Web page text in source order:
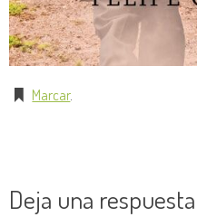
Marcar.
Deja una respuesta